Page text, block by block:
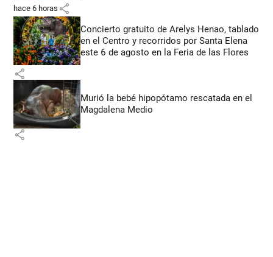
hace 6 horas share
Concierto gratuito de Arelys Henao, tablado
en el Centro y recorridos por Santa Elena
este 6 de agosto en la Feria de las Flores
share
Murió la bebé hipopótamo rescatada en el
Magdalena Medio
share